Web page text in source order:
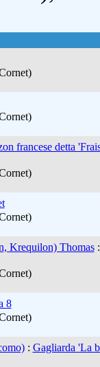
francese detta
Krequilon) Thomas
8
: Gagliarda 'La